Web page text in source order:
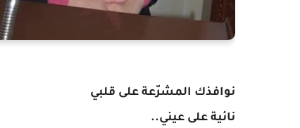
نوافذك المشرّعة على قلبي
نائية على عيني..